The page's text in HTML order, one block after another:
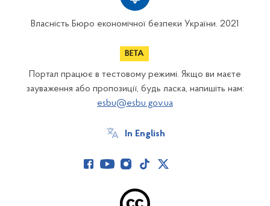
Власність Бюро економічної безпеки України. 2021
Портал працює в тестовому режимі. Якщо ви маєте
зауваження або пропозиції, будь ласка, напишіть нам:
esbu@esbu.gov.ua
In English